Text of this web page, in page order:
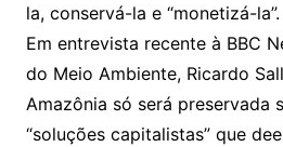
la, conservá-la e “monetizá-la”.
Em entrevista recente à BBC
do Meio Ambiente, Ricardo
Amazônia só será preservada
“soluções capitalistas” que